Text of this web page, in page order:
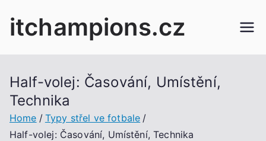
itchampions.cz
Half-volej: Časování, Umístění,
Technika
Home
Typy střel ve fotbale
Half-volej: Časování, Umístění, Technika